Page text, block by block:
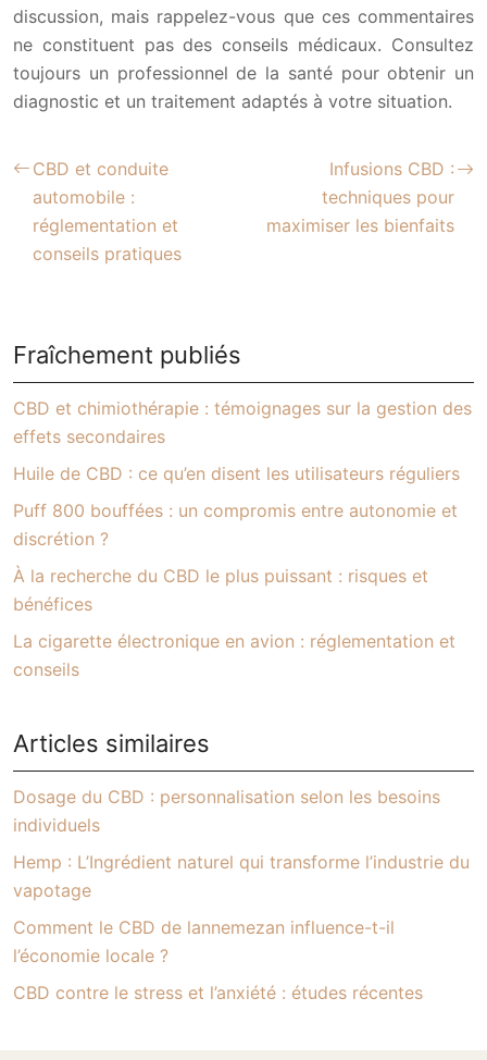
discussion, mais rappelez-vous que ces commentaires
ne constituent pas des conseils médicaux. Consultez
toujours un professionnel de la santé pour obtenir un
diagnostic et un traitement adaptés à votre situation.
CBD et conduite
automobile :
réglementation et
conseils pratiques
Infusions CBD :
techniques pour
maximiser les bienfaits
Fraîchement publiés
CBD et chimiothérapie : témoignages sur la gestion des
effets secondaires
Huile de CBD : ce qu’en disent les utilisateurs réguliers
Puff 800 bouffées : un compromis entre autonomie et
discrétion ?
À la recherche du CBD le plus puissant : risques et
bénéfices
La cigarette électronique en avion : réglementation et
conseils
Articles similaires
Dosage du CBD : personnalisation selon les besoins
individuels
Hemp : L’Ingrédient naturel qui transforme l’industrie du
vapotage
Comment le CBD de lannemezan influence-t-il
l’économie locale ?
CBD contre le stress et l’anxiété : études récentes